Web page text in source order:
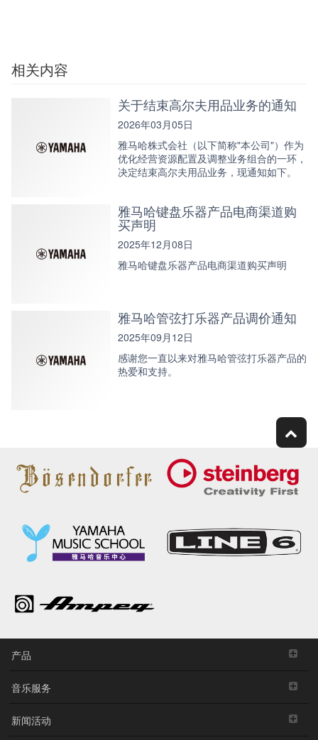
相关内容
关于结束高尔夫用品业务的通知
2026年03月05日
雅马哈株式会社（以下简称"本公司"）作为
优化经营资源配置及调整业务组合的一环，
决定结束高尔夫用品业务，现通知如下。
雅马哈键盘乐器产品电商渠道购
买声明
2025年12月08日
雅马哈键盘乐器产品电商渠道购买声明
雅马哈管弦打乐器产品调价通知
2025年09月12日
感谢您一直以来对雅马哈管弦打乐器产品的
热爱和支持。
产品
音乐服务
新闻活动